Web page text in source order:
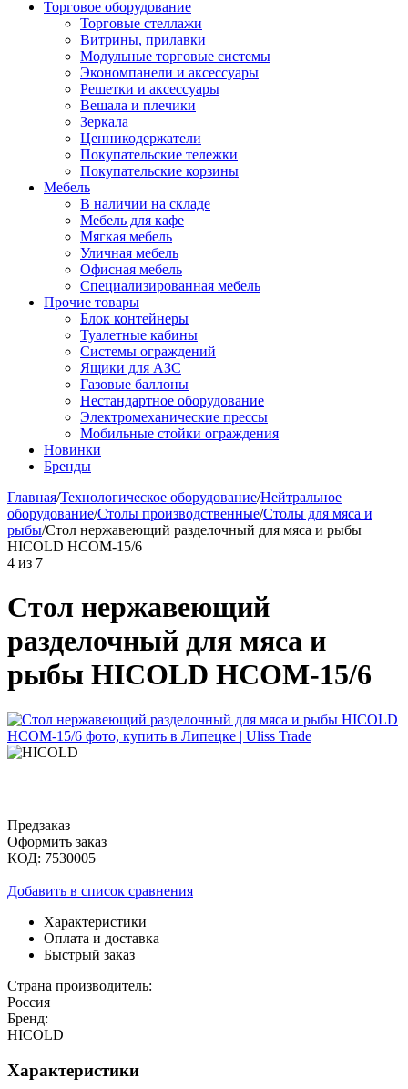
Торговое оборудование
Торговые стеллажи
Витрины, прилавки
Модульные торговые системы
Экономпанели и аксессуары
Решетки и аксессуары
Вешала и плечики
Зеркала
Ценникодержатели
Покупательские тележки
Покупательские корзины
Мебель
В наличии на складе
Мебель для кафе
Мягкая мебель
Уличная мебель
Офисная мебель
Специализированная мебель
Прочие товары
Блок контейнеры
Туалетные кабины
Системы ограждений
Ящики для АЗС
Газовые баллоны
Нестандартное оборудование
Электромеханические прессы
Мобильные стойки ограждения
Новинки
Бренды
Главная/Технологическое оборудование/Нейтральное
оборудование/Столы производственные/Столы для мяса и
рыбы/Стол нержавеющий разделочный для мяса и рыбы
HICOLD НСОМ-15/6
4 из 7
Стол нержавеющий
разделочный для мяса и
рыбы HICOLD НСОМ-15/6
Предзаказ
Оформить заказ
КОД: 7530005
Добавить в список сравнения
Характеристики
Оплата и доставка
Быстрый заказ
Страна производитель:
Россия
Бренд:
HICOLD
Характеристики